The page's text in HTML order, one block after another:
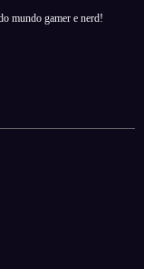
mundo gamer e nerd!